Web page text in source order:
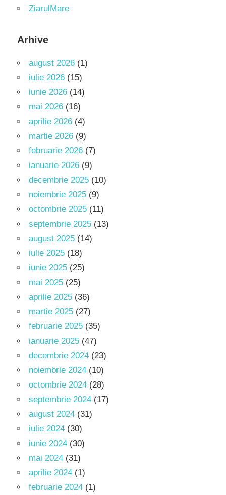
ZiarulMare
Arhive
august 2026 (1)
iulie 2026 (15)
iunie 2026 (14)
mai 2026 (16)
aprilie 2026 (4)
martie 2026 (9)
februarie 2026 (7)
ianuarie 2026 (9)
decembrie 2025 (10)
noiembrie 2025 (9)
octombrie 2025 (11)
septembrie 2025 (13)
august 2025 (14)
iulie 2025 (18)
iunie 2025 (25)
mai 2025 (25)
aprilie 2025 (36)
martie 2025 (27)
februarie 2025 (35)
ianuarie 2025 (47)
decembrie 2024 (23)
noiembrie 2024 (10)
octombrie 2024 (28)
septembrie 2024 (17)
august 2024 (31)
iulie 2024 (30)
iunie 2024 (30)
mai 2024 (31)
aprilie 2024 (1)
februarie 2024 (1)